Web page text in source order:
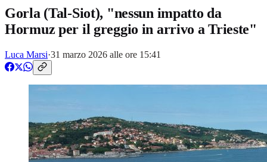
Gorla (Tal-Siot), "nessun impatto da
Hormuz per il greggio in arrivo a Trieste"
Luca Marsi·31 marzo 2026 alle ore 15:41